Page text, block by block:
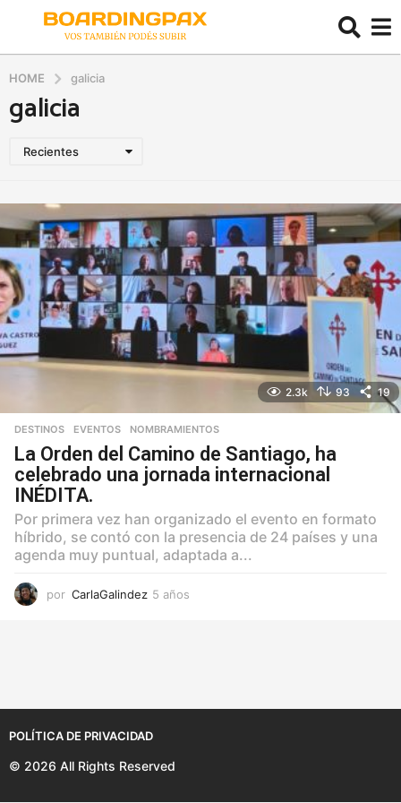
HOME galicia
galicia
Recientes
2.3k 93 19
DESTINOS ,EVENTOS ,NOMBRAMIENTOS
La Orden del Camino de Santiago, ha
celebrado una jornada internacional
INÉDITA.
Por primera vez han organizado el evento en formato
híbrido, se contó con la presencia de 24 países y una
agenda muy puntual, adaptada a...
por CarlaGalindez 5 años
POLÍTICA DE PRIVACIDAD
© 2026 All Rights Reserved